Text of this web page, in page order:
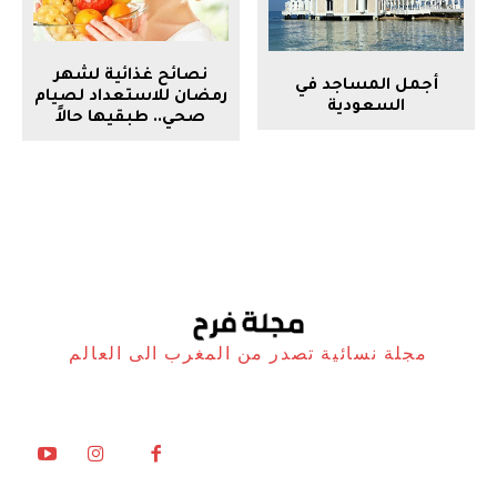
نصائح غذائية لشهر
رمضان للاستعداد لصيام
صحي.. طبقيها حالاً
أجمل المساجد في
السعودية
مجلة نسائية تصدر من المغرب الى العالم